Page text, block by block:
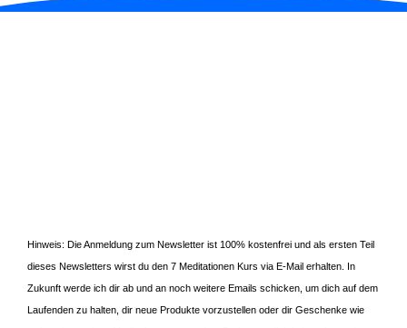
Hinweis: Die Anmeldung zum Newsletter ist 100% kostenfrei und als ersten Teil
dieses Newsletters wirst du den 7 Meditationen Kurs via E-Mail erhalten. In
Zukunft werde ich dir ab und an noch weitere Emails schicken, um dich auf dem
Laufenden zu halten, dir neue Produkte vorzustellen oder dir Geschenke wie